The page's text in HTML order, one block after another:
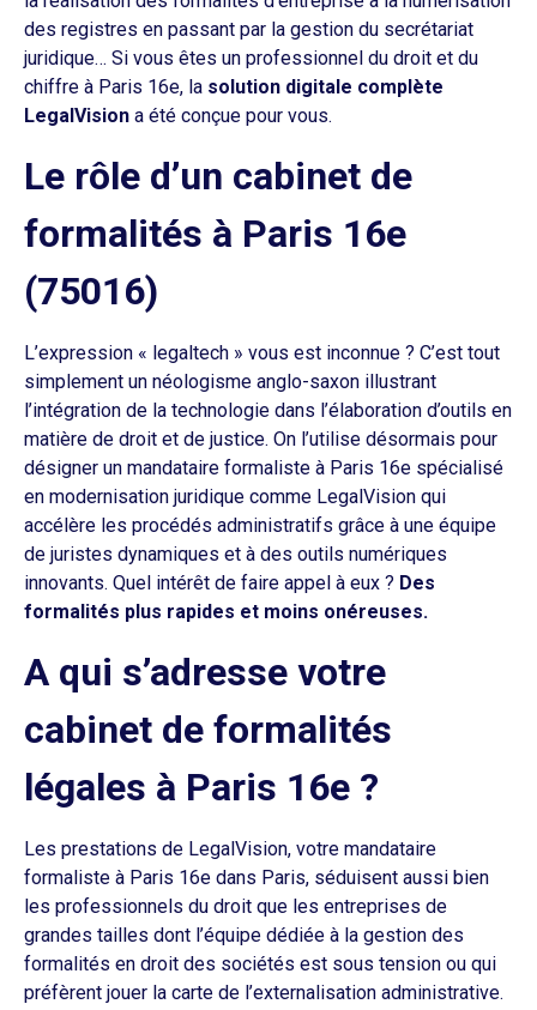
des registres en passant par la gestion du secrétariat
juridique… Si vous êtes un professionnel du droit et du
chiffre à Paris 16e, la solution digitale complète
LegalVision a été conçue pour vous.
Le rôle d’un cabinet de
formalités à Paris 16e
(75016)
L’expression « legaltech » vous est inconnue ? C’est tout
simplement un néologisme anglo-saxon illustrant
l’intégration de la technologie dans l’élaboration d’outils en
matière de droit et de justice. On l’utilise désormais pour
désigner un mandataire formaliste à Paris 16e spécialisé
en modernisation juridique comme LegalVision qui
accélère les procédés administratifs grâce à une équipe
de juristes dynamiques et à des outils numériques
innovants. Quel intérêt de faire appel à eux ? Des
formalités plus rapides et moins onéreuses.
A qui s’adresse votre
cabinet de formalités
légales à Paris 16e ?
Les prestations de LegalVision, votre mandataire
formaliste à Paris 16e dans Paris, séduisent aussi bien
les professionnels du droit que les entreprises de
grandes tailles dont l’équipe dédiée à la gestion des
formalités en droit des sociétés est sous tension ou qui
préfèrent jouer la carte de l’externalisation administrative.